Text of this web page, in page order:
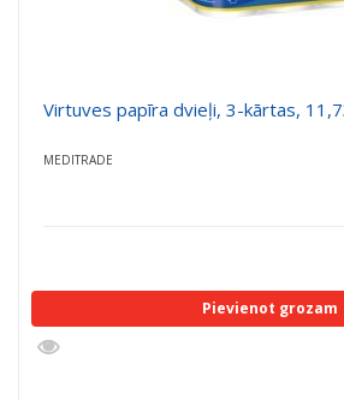
Virtuves papīra dvieļi, 3-kārtas,
MEDITRADE
Pievienot grozam